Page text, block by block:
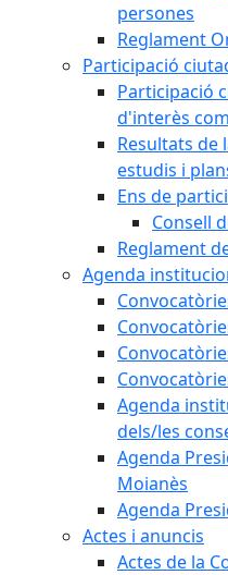
persones
Reglament
Participació
Participació
d'interès
Resultats de
estudis i
Ens de
Consell
Reglament
Agenda
Agenda
dels/les
Agenda
Moianès
Agenda
Actes i anuncis
Actes de la